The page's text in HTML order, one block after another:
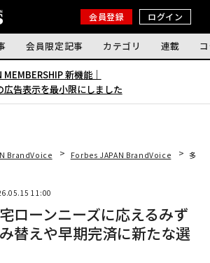
会員登録 ログイン
会員限定記事 カテゴリ 連載
新機能｜
広告表示を最小限にしました
BrandVoice Forbes JAPAN BrandVoice 多様
11:00
ローンニーズに応えるみず
替えや早期完済に新たな選